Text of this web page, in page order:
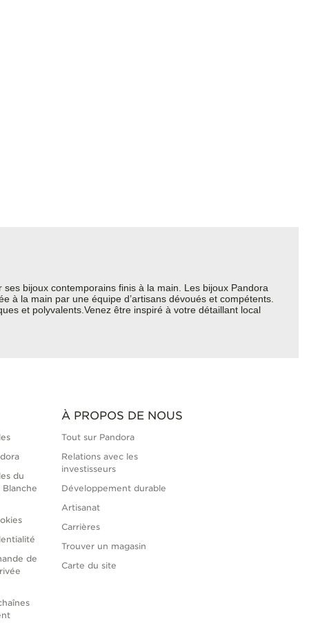
bijoux contemporains finis à la main. Les bijoux Pandora
à la main par une équipe d’artisans dévoués et compétents.
et polyvalents.Venez être inspiré à votre détaillant local
du
Blanche
de
À PROPOS DE NOUS
Tout sur Pandora
Relations avec les
investisseurs
Développement durable
Artisanat
Carrières
Trouver un magasin
Carte du site